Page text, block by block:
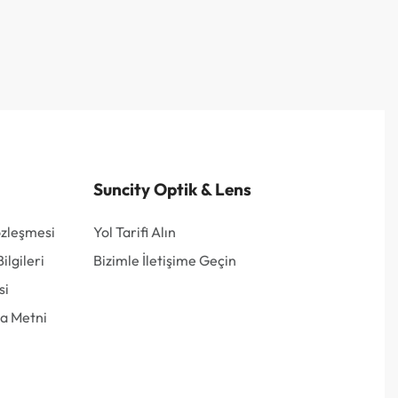
Metni
Suncity Optik & Lens
Yol Tarifi Alın
Bizimle İletişime Geçin